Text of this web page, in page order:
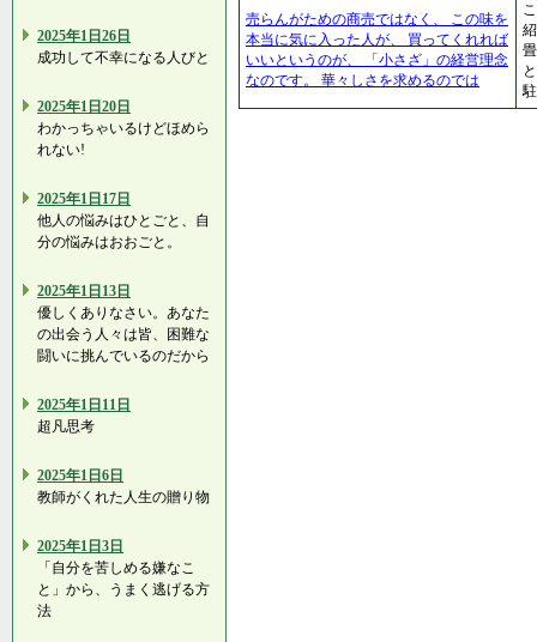
2025年1日26日
成功して不幸になる人びと
2025年1日20日
わかっちゃいるけどほめら
れない!
2025年1日17日
他人の悩みはひとごと、自
分の悩みはおおごと。
2025年1日13日
優しくありなさい。あなた
の出会う人々は皆、困難な
闘いに挑んでいるのだから
2025年1日11日
超凡思考
2025年1日6日
教師がくれた人生の贈り物
2025年1日3日
「自分を苦しめる嫌なこ
と」から、うまく逃げる方
法
売らんがための商売ではなく、 この味を
本当に気に入った人が、 買ってくれれば
いいというのが、 「小さざ」の経営理念
なのです。 華々しさを求めるのでは
駐